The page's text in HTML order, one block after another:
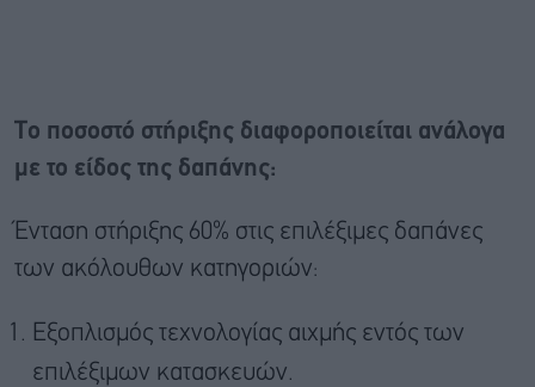
Το ποσοστό στήριξης διαφοροποιείται ανάλογα
με το είδος της δαπάνης:
Ένταση στήριξης 60% στις επιλέξιμες δαπάνες
των ακόλουθων κατηγοριών:
Εξοπλισμός τεχνολογίας αιχμής εντός των
επιλέξιμων κατασκευών.